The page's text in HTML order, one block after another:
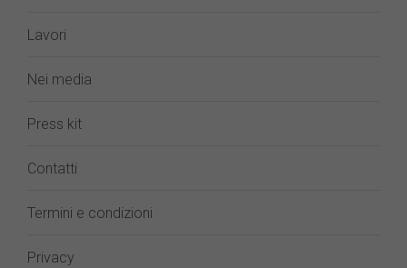
Lavori
Nei media
Press kit
Contatti
Termini e condizioni
Privacy